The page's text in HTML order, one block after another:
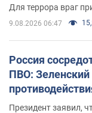
Для террора враг
9.08.2026 06:47
Россия
ПВО: Зеленский
Президент заявил,